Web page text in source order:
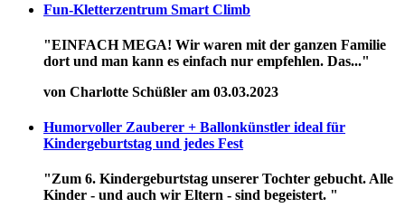
Fun-Kletterzentrum Smart Climb
"EINFACH MEGA! Wir waren mit der ganzen Familie
dort und man kann es einfach nur empfehlen. Das..."
von Charlotte Schüßler am 03.03.2023
Humorvoller Zauberer + Ballonkünstler ideal für
Kindergeburtstag und jedes Fest
"Zum 6. Kindergeburtstag unserer Tochter gebucht. Alle
Kinder - und auch wir Eltern - sind begeistert. "